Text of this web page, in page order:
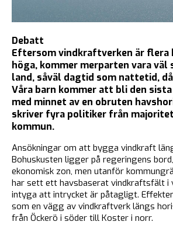
Debatt
Eftersom vindkraftverken är flera
höga, kommer merparten vara väl
land, såväl dagtid som nattetid,
Våra barn kommer att bli den
med minnet av en obruten
skriver fyra politiker från
kommun.
Ansökningar om att bygga vindkraft
Bohuskusten ligger på regeringens
ekonomisk zon, men utanför
har sett ett havsbaserat vindkraftsfält i
intyga att intrycket är påtagligt.
som en vägg av vindkraftverk längs
från Öckerö i söder till Koster i norr.